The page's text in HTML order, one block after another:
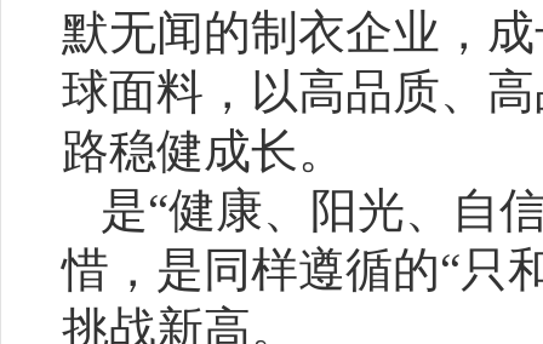
默无闻的制衣企业，
球面料，以高品质、
路稳健成长。
是“健康、阳光、自
惜，是同样遵循的“只
挑战新高。